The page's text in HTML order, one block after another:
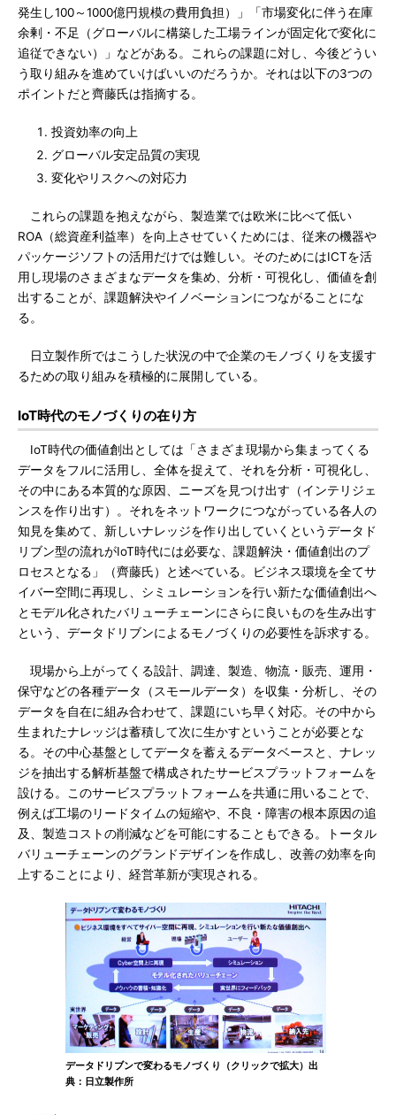
発生し100～1000億円規模の費用負担）」「市場変化に伴う在庫
余剰・不足（グローバルに構築した工場ラインが固定化で変化に
追従できない）」などがある。これらの課題に対し、今後どうい
う取り組みを進めていけばいいのだろうか。それは以下の3つの
ポイントだと齊藤氏は指摘する。
投資効率の向上
グローバル安定品質の実現
変化やリスクへの対応力
これらの課題を抱えながら、製造業では欧米に比べて低い
ROA（総資産利益率）を向上させていくためには、従来の機器や
パッケージソフトの活用だけでは難しい。そのためにはICTを活
用し現場のさまざまなデータを集め、分析・可視化し、価値を創
出することが、課題解決やイノベーションにつながることにな
る。
日立製作所ではこうした状況の中で企業のモノづくりを支援す
るための取り組みを積極的に展開している。
IoT時代のモノづくりの在り方
IoT時代の価値創出としては「さまざま現場から集まってくる
データをフルに活用し、全体を捉えて、それを分析・可視化し、
その中にある本質的な原因、ニーズを見つけ出す（インテリジェ
ンスを作り出す）。それをネットワークにつながっている各人の
知見を集めて、新しいナレッジを作り出していくというデータド
リブン型の流れがIoT時代には必要な、課題解決・価値創出のプ
ロセスとなる」（齊藤氏）と述べている。ビジネス環境を全てサ
イバー空間に再現し、シミュレーションを行い新たな価値創出へ
とモデル化されたバリューチェーンにさらに良いものを生み出す
という、データドリブンによるモノづくりの必要性を訴求する。
現場から上がってくる設計、調達、製造、物流・販売、運用・
保守などの各種データ（スモールデータ）を収集・分析し、その
データを自在に組み合わせて、課題にいち早く対応。その中から
生まれたナレッジは蓄積して次に生かすということが必要とな
る。その中心基盤としてデータを蓄えるデータベースと、ナレッ
ジを抽出する解析基盤で構成されたサービスプラットフォームを
設ける。このサービスプラットフォームを共通に用いることで、
例えば工場のリードタイムの短縮や、不良・障害の根本原因の追
及、製造コストの削減などを可能にすることもできる。トータル
バリューチェーンのグランドデザインを作成し、改善の効率を向
上することにより、経営革新が実現される。
データドリブンで変わるモノづくり（クリックで拡大）出
典：日立製作所